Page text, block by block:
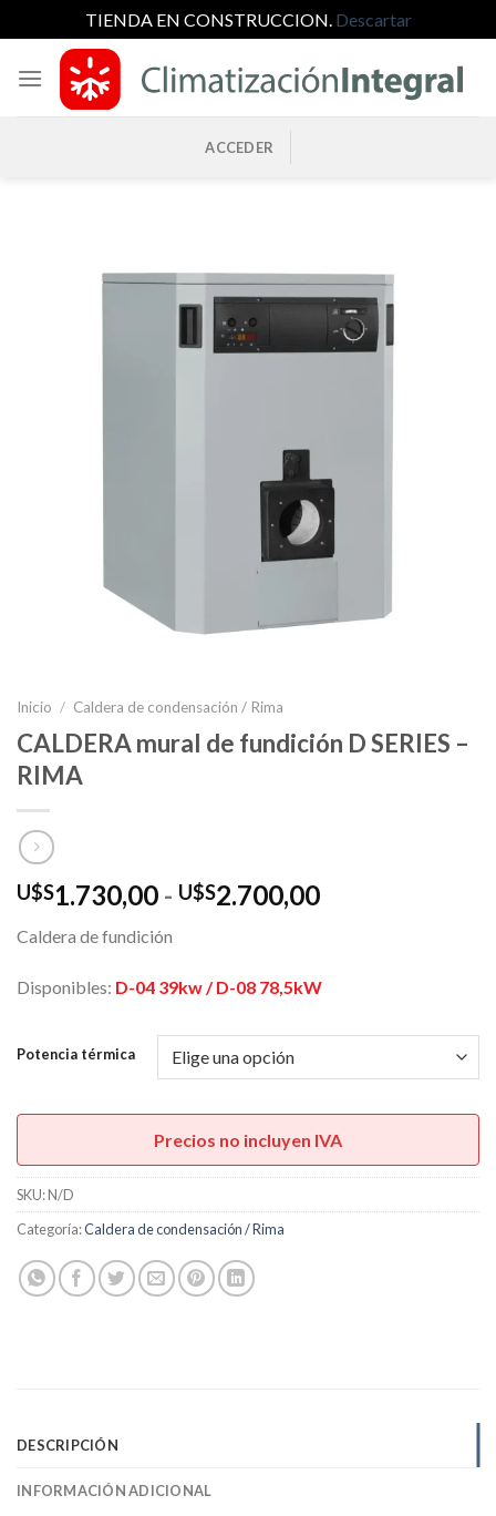
TIENDA EN CONSTRUCCION. Descartar
contenido
ACCEDER
Inicio / Caldera de condensación / Rima
CALDERA mural de fundición D SERIES –
RIMA
U$S1.730,00 - U$S2.700,00Rango
desde
U$S1.730,00
hasta
U$S2.700,00
Caldera de fundición
Disponibles: D-04 39kw / D-08 78,5kW
Potencia térmica
Precios no incluyen IVA
SKU:N/D
Categoría:Caldera de condensación / Rima
DESCRIPCIÓN
INFORMACIÓN ADICIONAL